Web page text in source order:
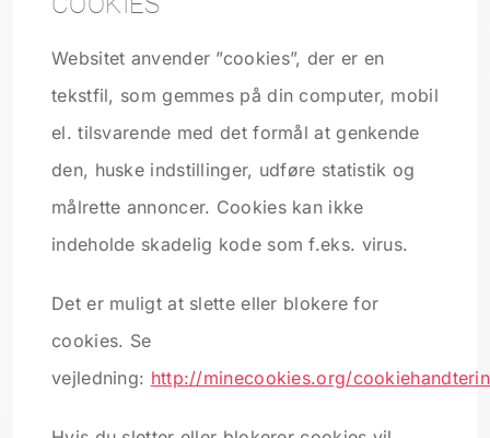
Websitet anvender ”cookies”, der er en
tekstfil, som gemmes på din computer, mobil
el. tilsvarende med det formål at genkende
den, huske indstillinger, udføre statistik og
målrette annoncer. Cookies kan ikke
indeholde skadelig kode som f.eks. virus.
Det er muligt at slette eller blokere for
cookies. Se
vejledning: http://minecookies.org/